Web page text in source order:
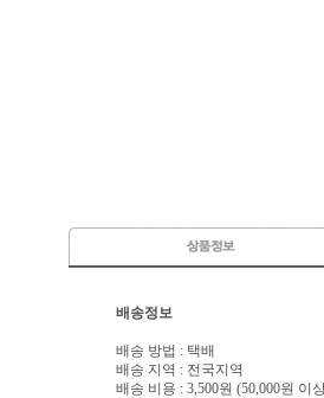
배송정보
배송 방법 : 택배
배송 지역 : 전국지역
배송 비용 : 3,500원 (50,000원 이